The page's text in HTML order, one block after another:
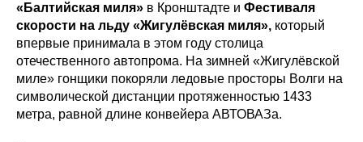
«Балтийская миля» в Кронштадте и Фестиваля
скорости на льду «Жигулёвская миля», который
впервые принимала в этом году столица
отечественного автопрома. На зимней «Жигулёвской
миле» гонщики покоряли ледовые просторы Волги на
символической дистанции протяженностью 1433
метра, равной длине конвейера АВТОВАЗа.